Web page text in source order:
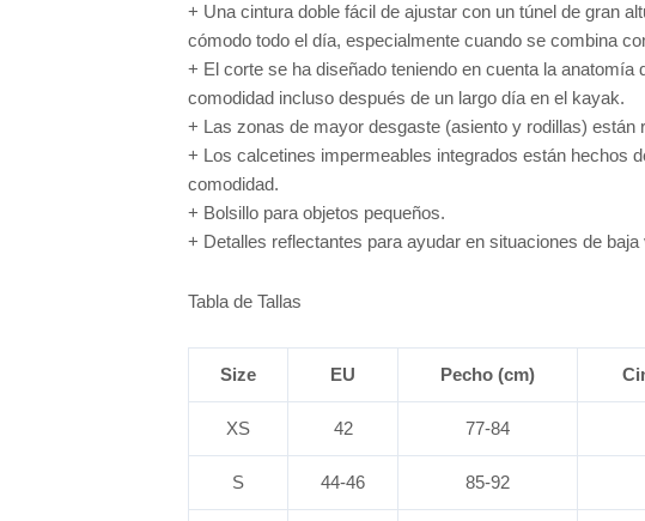
+ Una cintura doble fácil de ajustar con un túnel de gran
cómodo todo el día, especialmente cuando se combina
+ El corte se ha diseñado teniendo en cuenta la anatomía
comodidad incluso después de un largo día en el kayak.
+ Las zonas de mayor desgaste (asiento y rodillas) están
+ Los calcetines impermeables integrados están hechos
comodidad.
+ Bolsillo para objetos pequeños.
+ Detalles reflectantes para ayudar en situaciones de baja
Tabla de Tallas
Size EU Pecho (cm)
XS 42 77-84
S 44-46 85-92